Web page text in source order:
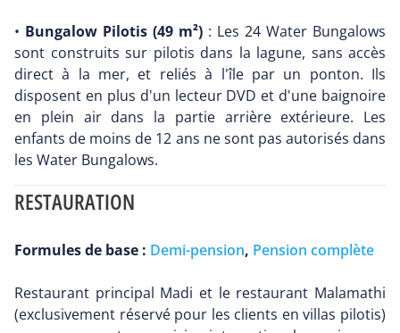
• Bungalow Pilotis (49 m²) : Les 24 Water Bungalows
sont construits sur pilotis dans la lagune, sans accès
direct à la mer, et reliés à l'île par un ponton. Ils
disposent en plus d'un lecteur DVD et d'une baignoire
en plein air dans la partie arrière extérieure. Les
enfants de moins de 12 ans ne sont pas autorisés dans
les Water Bungalows.
RESTAURATION
Formules de base : Demi-pension, Pension complète
Restaurant principal Madi et le restaurant Malamathi
(exclusivement réservé pour les clients en villas pilotis)